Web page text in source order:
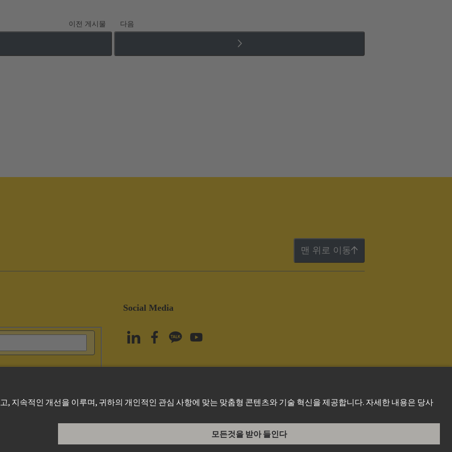
이전 게시물 다음
맨 위로 이동
Social Media